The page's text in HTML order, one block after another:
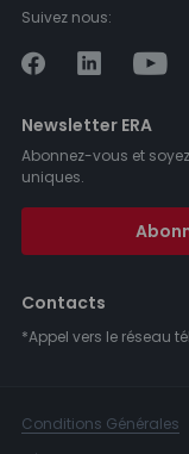
Suivez nous:
Newsletter ERA
Abonnez-vous et
uniques.
Contacts
*Appel vers le réseau
Conditions Générales